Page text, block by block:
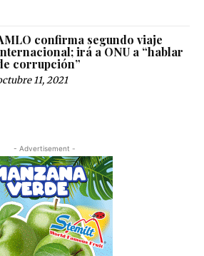
confirma segundo viaje
irá a ONU a “hablar
corrupción”
11, 2021
- Advertisement -